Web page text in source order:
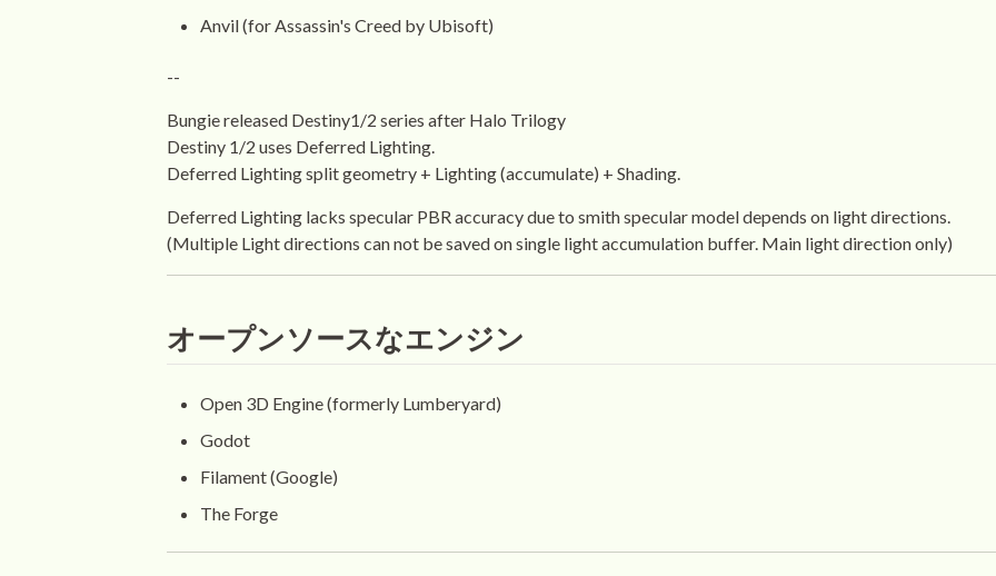
Anvil (for Assassin's Creed by Ubisoft)
--
Bungie released Destiny1/2 series after Halo Trilogy
Destiny 1/2 uses Deferred Lighting.
Deferred Lighting split geometry + Lighting (accumulate) + Shading.
Deferred Lighting lacks specular PBR accuracy due to smith specular model depends on light directions.
(Multiple Light directions can not be saved on single light accumulation buffer. Main light direction only)
オープンソースなエンジン
Open 3D Engine (formerly Lumberyard)
Godot
Filament (Google)
The Forge